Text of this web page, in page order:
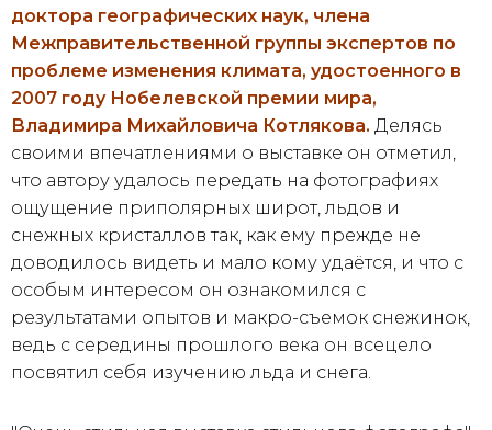
доктора географических наук, члена
Межправительственной группы экспертов по
проблеме изменения климата, удостоенного в
2007 году Нобелевской премии мира,
Владимира Михайловича Котлякова. Делясь
своими впечатлениями о выставке он отметил,
что автору удалось передать на фотографиях
ощущение приполярных широт, льдов и
снежных кристаллов так, как ему прежде не
доводилось видеть и мало кому удаётся, и что с
особым интересом он ознакомился с
результатами опытов и макро-съемок снежинок,
ведь с середины прошлого века он всецело
посвятил себя изучению льда и снега.